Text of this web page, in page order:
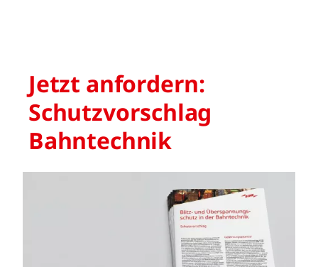
Jetzt anfordern:
Schutzvorschlag
Bahntechnik